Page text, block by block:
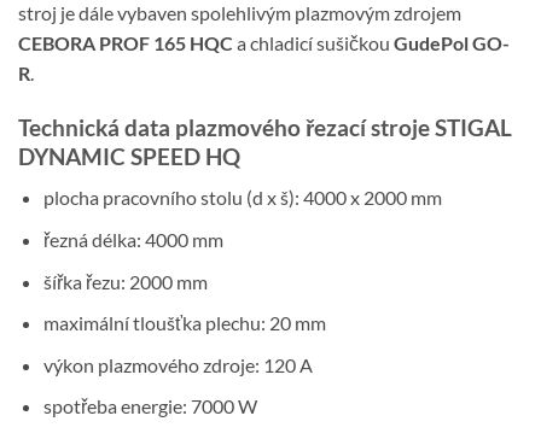
stroj je dále vybaven spolehlivým plazmovým zdrojem
CEBORA PROF 165 HQC a chladicí sušičkou GudePol GO-
R.
Technická data plazmového řezací stroje STIGAL
DYNAMIC SPEED HQ
plocha pracovního stolu (d x š): 4000 x 2000 mm
řezná délka: 4000 mm
šířka řezu: 2000 mm
maximální tloušťka plechu: 20 mm
výkon plazmového zdroje: 120 A
spotřeba energie: 7000 W